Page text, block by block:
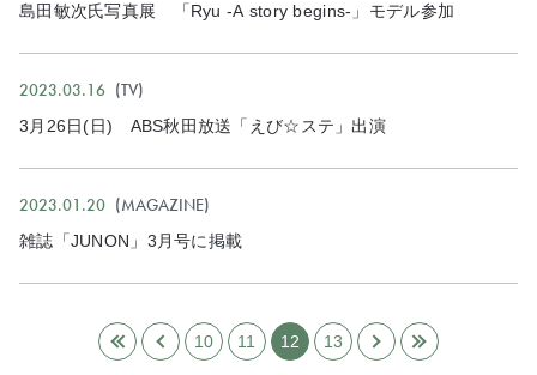
島田敏次氏写真展 「Ryu -A story begins-」モデル参加
2023.03.16 TV
3月26日(日) ABS秋田放送「えび☆ステ」出演
2023.01.20 MAGAZINE
雑誌「JUNON」3月号に掲載
« ‹ 10 11 12 13 › »